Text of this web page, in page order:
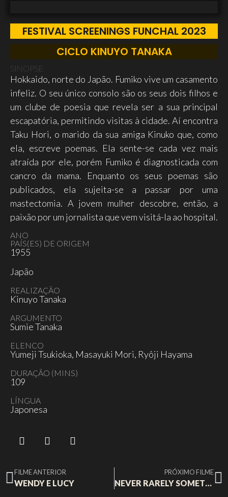
FESTIVAL SCREENINGS FUNCHAL 2023
CICLO KINUYO TANAKA
SINOPSE
Hokkaido, norte do Japão. Fumiko vive um casamento
infeliz. O seu único consolo são os seus dois filhos e
um clube de poesia que revela ser a sua principal
escapatória, permitindo visitas à cidade. Aí encontra
Taku Hori, o marido da sua amiga Kinuko que, como
ela, escreve poemas. Ela sente-se cada vez mais
atraída por ele, porém Fumiko é diagnosticada com
cancro da mama. Enquanto os seus poemas são
publicados, ela sujeita-se a passar por uma
mastectomia. A jovem mulher descobre, então, a
paixão por um jornalista que vem visitá-la ao hospital.
ANO
PAÍS(ES) DE ORIGEM
1955
Japão
REALIZAÇÃO
Kinuyo Tanaka
ARGUMENTO
Sumie Tanaka
ELENCO
Yumeji Tsukioka, Masayuki Mori, Ryôji Hayama
DURAÇÃO (MINS)
109
LÍNGUA
Japonesa
FILME ANTERIOR
WENDY E LUCY
PRÓXIMO FILME
NEVER RARELY SOMETIMES ALWAYS